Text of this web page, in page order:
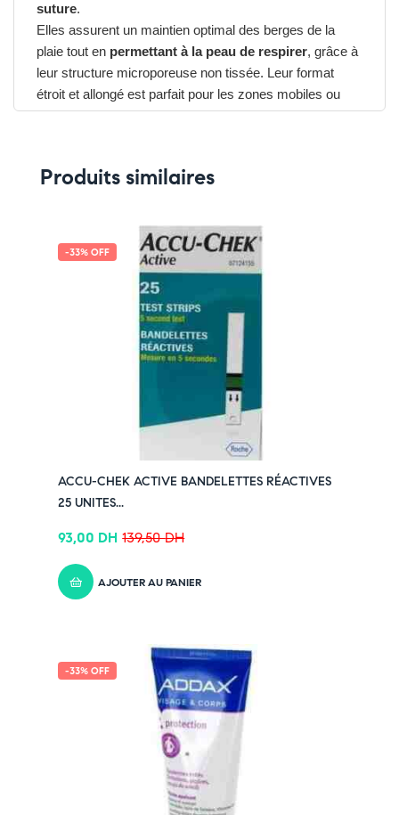
suture.
Elles assurent un maintien optimal des berges de la
plaie tout en permettant à la peau de respirer, grâce à
leur structure microporeuse non tissée. Leur format
étroit et allongé est parfait pour les zones mobiles ou
visibles comme le visage, les doigts ou les bras.
✔ Réduction des cicatrices grâce à une tension
✔ Adhésif hypoallergénique adapté aux peaux sensibles
✔ Application rapide, propre et sans douleur
✔ Retrait facile sans laisser de résidu
✔ Pour découvrir nos offres et promotions du
cliquez ici
✔ Suivez-nous sur TikTok – cliquez ici
✔ Rejoignez-nous sur Instagram –cliquez ici
Produits similaires
-33% OFF
ACCU-CHEK ACTIVE BANDELETTES RÉACTIVES
25 UNITES...
139,50DH
93,00 DH
AJOUTER AU PANIER
-33% OFF